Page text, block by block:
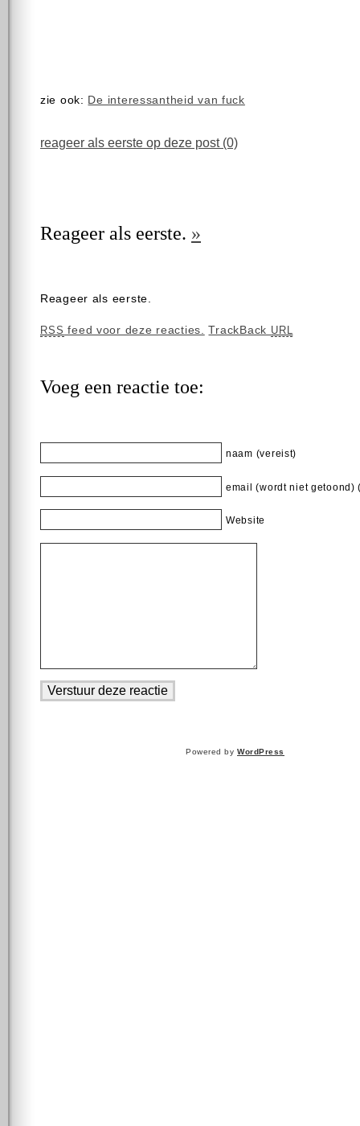
zie ook: De interessantheid van fuck
reageer als eerste op deze post (0)
Reageer als eerste. »
Reageer als eerste.
RSS feed voor deze reacties. TrackBack URL
Voeg een reactie toe:
naam (vereist)
email (wordt niet getoond)
Website
Powered byWordPress